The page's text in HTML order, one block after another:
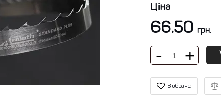
Ціна
66.50 грн.
В обране